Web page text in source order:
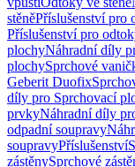
stěněPříslušenství pro
Příslušenství pro
plochyNáhradní díly
plochySprchové
Geberit Duofix
díly pro Sprchovací
prvkyNáhradní díly
odpadní soupravy
soupravyPříslušenství
zástěnySprchové